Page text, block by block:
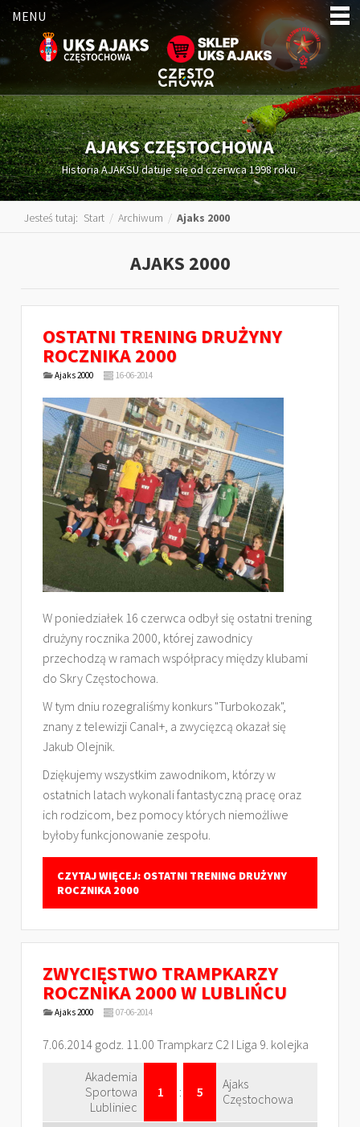
MENU
AJAKS CZĘSTOCHOWA
Historia AJAKSU datuje się od czerwca 1998 roku.
Jesteś tutaj: Start / Archiwum / Ajaks 2000
AJAKS 2000
OSTATNI TRENING DRUŻYNY
ROCZNIKA 2000
Ajaks 2000 16-06-2014
W poniedziałek 16 czerwca odbył się ostatni trening
drużyny rocznika 2000, której zawodnicy
przechodzą w ramach współpracy między klubami
do Skry Częstochowa.
W tym dniu rozegraliśmy konkurs "Turbokozak",
znany z telewizji Canal+, a zwycięzcą okazał się
Jakub Olejnik.
Dziękujemy wszystkim zawodnikom, którzy w
ostatnich latach wykonali fantastyczną pracę oraz
ich rodzicom, bez pomocy których niemożliwe
byłoby funkcjonowanie zespołu.
CZYTAJ WIĘCEJ: OSTATNI TRENING DRUŻYNY
ROCZNIKA 2000
ZWYCIĘSTWO TRAMPKARZY
ROCZNIKA 2000 W LUBLIŃCU
Ajaks 2000 07-06-2014
7.06.2014 godz. 11.00 Trampkarz C2 I Liga 9. kolejka
Akademia
Sportowa
Lubliniec
1 : 5
Ajaks
Częstochowa